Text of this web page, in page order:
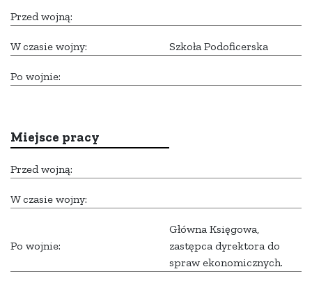
Przed wojną:
W czasie wojny: Szkoła Podoficerska
Po wojnie:
Miejsce pracy
Przed wojną:
W czasie wojny:
Po wojnie:
Główna Księgowa,
zastępca dyrektora do
spraw ekonomicznych.